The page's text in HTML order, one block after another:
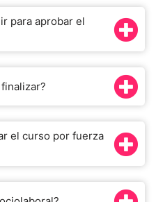
para aprobar el
el curso por fuerza